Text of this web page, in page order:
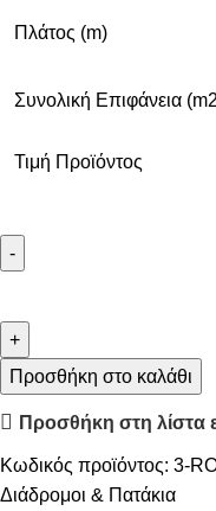
Πλάτος (m)
Συνολική Επιφάνεια
Τιμή Προϊόντος
Προσθήκη στο καλάθι
Προσθήκη στη λίστα
Κωδικός προϊόντος: 3-
Διάδρομοι & Πατάκια